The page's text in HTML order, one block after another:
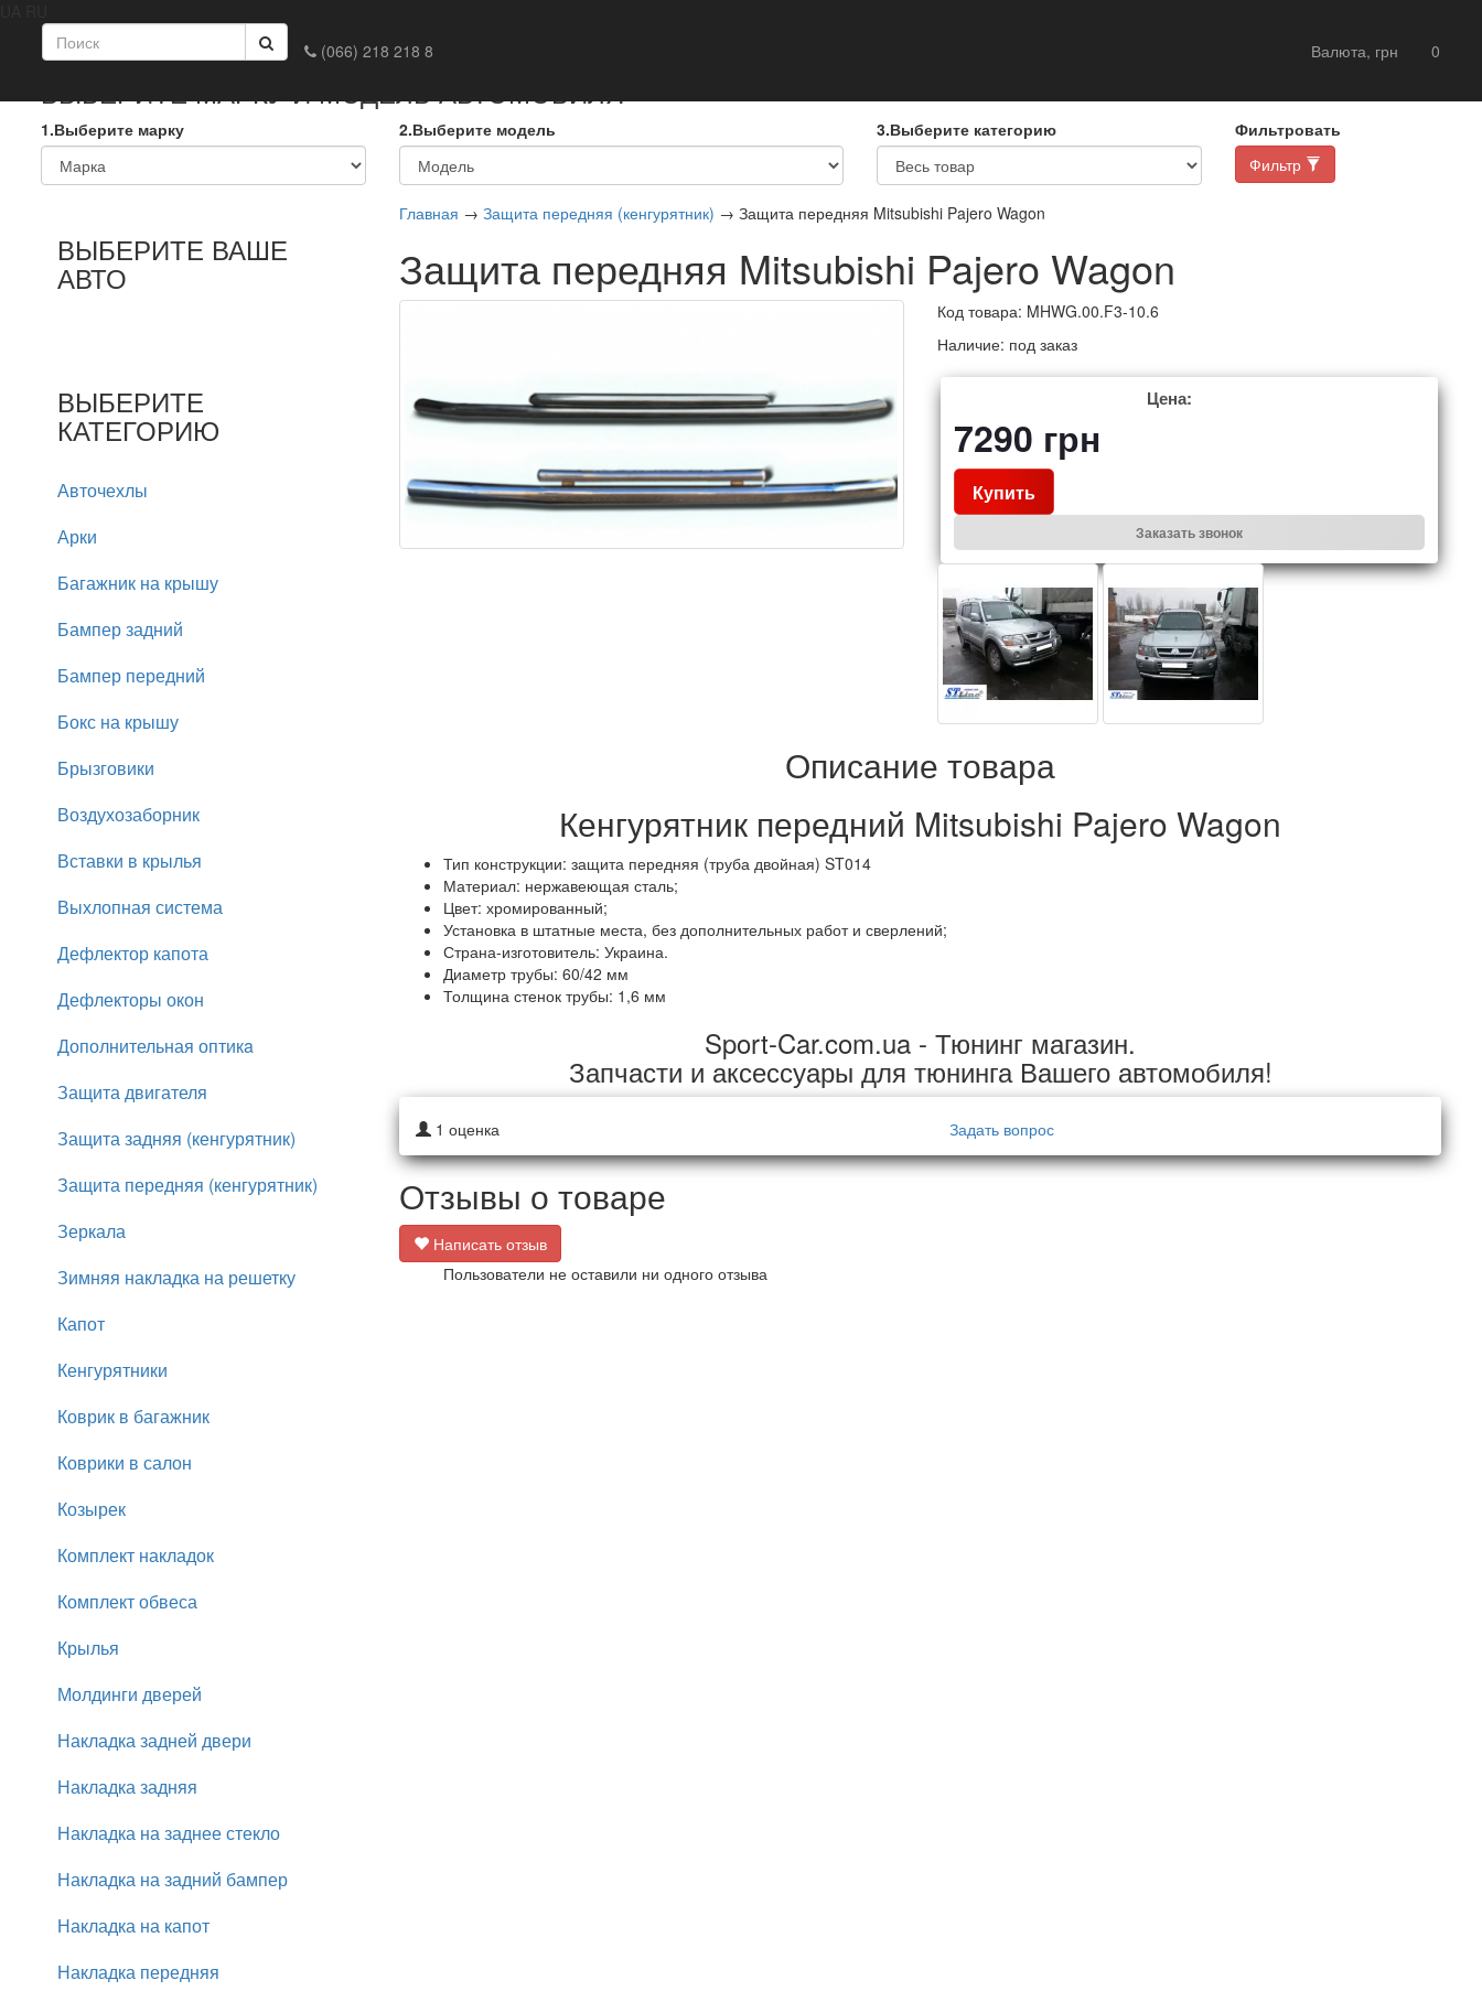
(066) 218 218 8
Валюта, грн 0
Главная Обмен и возврат
ВЫБЕРИТЕ МАРКУ И МОДЕЛЬ АВТОМОБИЛЯ
1.Выберите марку 2.Выберите модель 3.Выберите категорию
Фильтровать
Фильтр
ВЫБЕРИТЕ ВАШЕ
АВТО
ВЫБЕРИТЕ
КАТЕГОРИЮ
Авточехлы
Арки
Багажник на крышу
Бампер задний
Бампер передний
Бокс на крышу
Брызговики
Воздухозаборник
Вставки в крылья
Выхлопная система
Дефлектор капота
Дефлекторы окон
Дополнительная оптикa
Защита двигателя
Защита задняя (кенгурятник)
Защита передняя (кенгурятник)
Зеркала
Зимняя накладка на решетку
Капот
Кенгурятники
Коврик в багажник
Коврики в салон
Козырек
Комплект накладок
Комплект обвеса
Крылья
Молдинги дверей
Накладка задней двери
Накладка задняя
Накладка на заднее стекло
Накладка на задний бампер
Накладка на капот
Накладка передняя
Главная → Защита передняя (кенгурятник) → Защита передняя Mitsubishi Pajero Wagon
Защита передняя Mitsubishi Pajero Wagon
Код товара: MHWG.00.F3-10.6
Наличие: под заказ
Цена:
7290 грн
Купить
Заказать звонок
Описание товара
Кенгурятник передний Mitsubishi Pajero Wagon
Тип конструкции: защита передняя (труба двойная) ST014
Материал: нержавеющая сталь;
Цвет: хромированный;
Установка в штатные места, без дополнительных работ и сверлений;
Страна-изготовитель: Украина.
Диаметр трубы: 60/42 мм
Толщина стенок трубы: 1,6 мм
Sport-Car.com.ua - Тюнинг магазин.
Запчасти и аксессуары для тюнинга Вашего автомобиля!
1 оценка Задать вопрос
Отзывы о товаре
Написать отзыв
Пользователи не оставили ни одного отзыва